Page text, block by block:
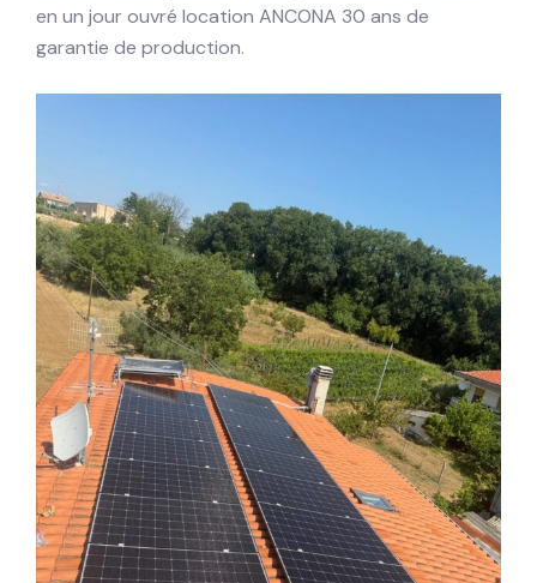
en un jour ouvré location ANCONA 30 ans de
garantie de production.